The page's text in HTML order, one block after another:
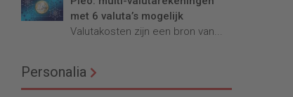
met 6 valuta’s mogelijk
Valutakosten zijn een bron van...
Personalia